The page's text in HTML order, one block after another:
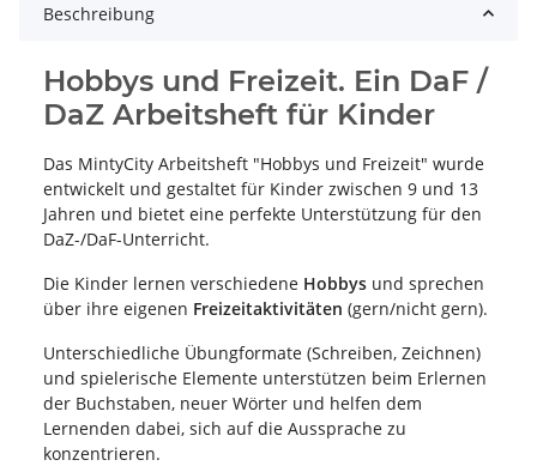
Beschreibung
Hobbys und Freizeit. Ein DaF /
DaZ Arbeitsheft für Kinder
Das MintyCity Arbeitsheft "Hobbys und Freizeit" wurde
entwickelt und gestaltet für Kinder zwischen 9 und 13
Jahren und bietet eine perfekte Unterstützung für den
DaZ-/DaF-Unterricht.
Die Kinder lernen verschiedene Hobbys und sprechen
über ihre eigenen Freizeitaktivitäten (gern/nicht gern).
Unterschiedliche Übungformate (Schreiben, Zeichnen)
und spielerische Elemente unterstützen beim Erlernen
der Buchstaben, neuer Wörter und helfen dem
Lernenden dabei, sich auf die Aussprache zu
konzentrieren.